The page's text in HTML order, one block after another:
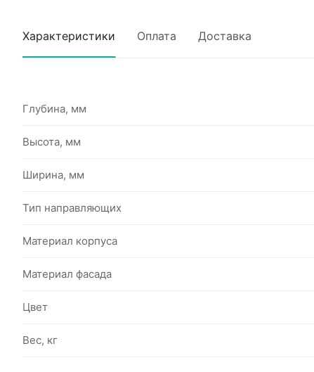
Характеристики Оплата Доставка
Глубина, мм
Высота, мм
Ширина, мм
Тип направляющих
Материал корпуса
Материал фасада
Цвет
Вес, кг